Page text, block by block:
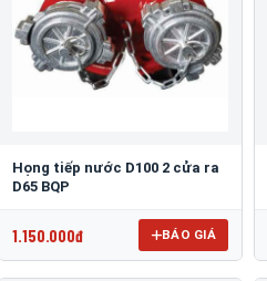
Họng tiếp nước D100 2 cửa ra
D65 BQP
1.150.000đ BÁO GIÁ